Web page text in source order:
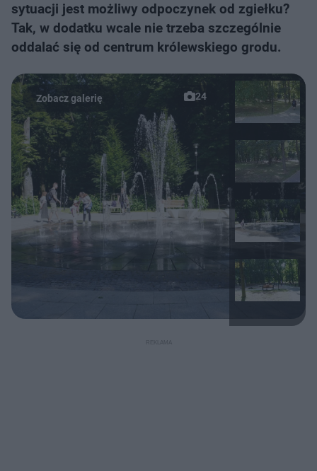
sytuacji jest możliwy odpoczynek od zgiełku?
Tak, w dodatku wcale nie trzeba szczególnie
oddalać się od centrum królewskiego grodu.
24